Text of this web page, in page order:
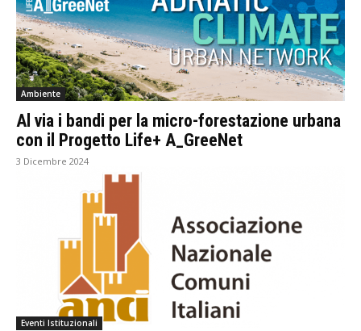
Ambiente
Al via i bandi per la micro-forestazione urbana
con il Progetto Life+ A_GreeNet
3 Dicembre 2024
Eventi Istituzionali